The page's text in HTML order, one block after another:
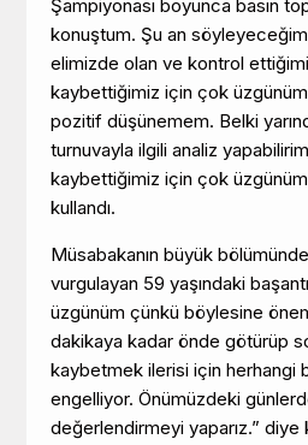
Şampiyonası boyunca basın
konuştum. Şu an
elimizde olan ve kontrol
kaybettiğimiz için çok
pozitif düşünemem. Belki
turnuvayla ilgili analiz
kaybettiğimiz için çok
kullandı.
Müsabakanın büyük bölümünde
vurgulayan 59 yaşındaki
üzgünüm çünkü böylesine
dakikaya kadar önde götürüp
kaybetmek ilerisi için herhangi
engelliyor. Önümüzdeki
değerlendirmeyi yaparız.” diye